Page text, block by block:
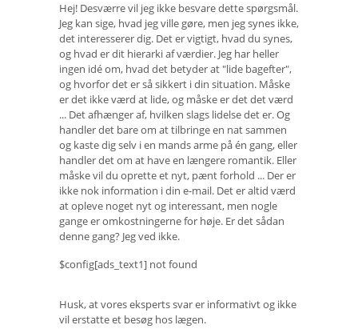
Hej! Desværre vil jeg ikke besvare dette spørgsmål.
Jeg kan sige, hvad jeg ville gøre, men jeg synes ikke,
det interesserer dig. Det er vigtigt, hvad du synes,
og hvad er dit hierarki af værdier. Jeg har heller
ingen idé om, hvad det betyder at "lide bagefter",
og hvorfor det er så sikkert i din situation. Måske
er det ikke værd at lide, og måske er det det værd
... Det afhænger af, hvilken slags lidelse det er. Og
handler det bare om at tilbringe en nat sammen
og kaste dig selv i en mands arme på én gang, eller
handler det om at have en længere romantik. Eller
måske vil du oprette et nyt, pænt forhold ... Der er
ikke nok information i din e-mail. Det er altid værd
at opleve noget nyt og interessant, men nogle
gange er omkostningerne for høje. Er det sådan
denne gang? Jeg ved ikke.
$config[ads_text1] not found
Husk, at vores eksperts svar er informativt og ikke
vil erstatte et besøg hos lægen.